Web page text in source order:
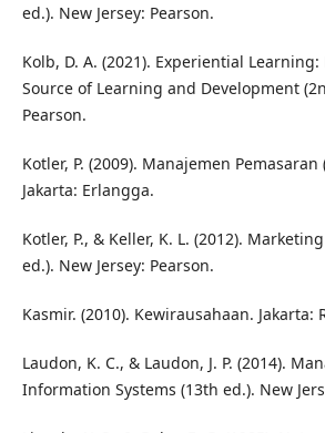
ed.). New Jersey: Pearson.
Kolb, D. A. (2021). Experiential
Source of Learning and Development
Pearson.
Kotler, P. (2009). Manajemen Pemasaran
Jakarta: Erlangga.
Kotler, P., & Keller, K. L. (2012).
ed.). New Jersey: Pearson.
Kasmir. (2010). Kewirausahaan. Jakarta:
Laudon, K. C., & Laudon, J. P. (2014).
Information Systems (13th ed.). New